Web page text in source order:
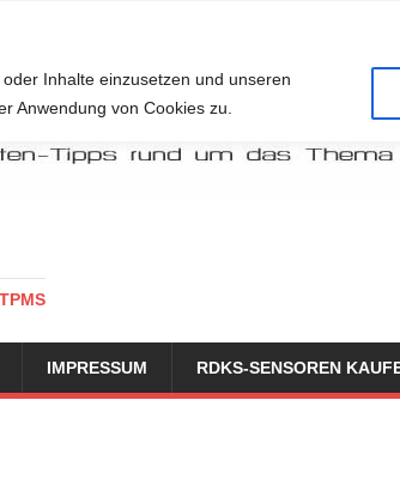
Inhalte einzusetzen und unseren
Anwendung von Cookies zu.
IMPRESSUM RDKS-SENSOREN